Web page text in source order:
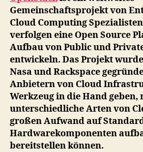
Gemeinschaftsprojekt von
Cloud Computing
verfolgen eine Open Source
Aufbau von Public und
entwickeln. Das Projekt
Nasa und Rackspace
Anbietern von Cloud
Werkzeug in die Hand geben,
unterschiedliche Arten von
großen Aufwand auf
Hardwarekomponenten
bereitstellen können.